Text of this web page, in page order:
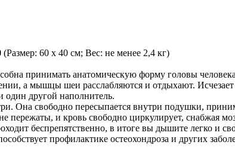
(Размер: 60 x 40 см; Вес: не менее 2,4 кг)
принимать анатомическую форму головы
а мышцы шеи расслабляются и отдыхают.
один другой наполнитель.
Она свободно пересыпается внутри подушки,
пережаты, и кровь свободно циркулирует, снабжая
беспрепятственно, в итоге вы дышите легко и
профилактике остеохондроза и других